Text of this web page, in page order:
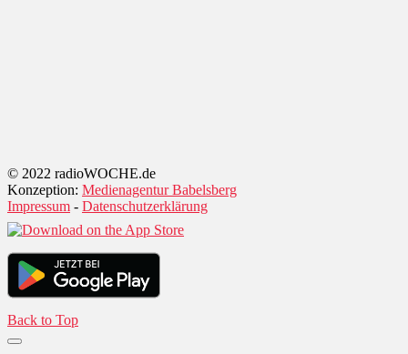
© 2022 radioWOCHE.de
Konzeption: Medienagentur Babelsberg
Impressum - Datenschutzerklärung
Back to Top